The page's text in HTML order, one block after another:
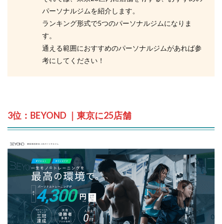
パーソナルジムを紹介します。
ランキング形式で5つのパーソナルジムになりま
す。
通える範囲におすすめのパーソナルジムがあれば参
考にしてください！
3位：BEYOND ｜東京に25店舗